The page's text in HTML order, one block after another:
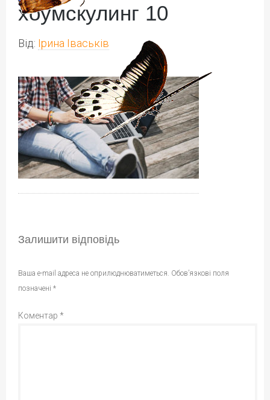
хоумскулинг 10
Від: Ірина Іваськів
Залишити відповідь
Ваша e-mail адреса не оприлюднюватиметься. Обов’язкові поля
позначені *
Коментар *